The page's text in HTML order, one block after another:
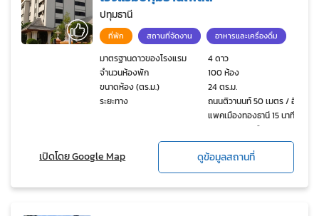
ปทุมธานี
ที่พัก สถานที่จัดงาน อาหารและเครื่องดื่ม
มาตรฐานดาวของโรงแรม
4 ดาว
จำนวนห้องพัก
100 ห้อง
ขนาดห้อง (ตร.ม.)
24 ตร.ม.
ระยะทาง
ถนนติวานนท์ 50 เมตร / อิม
แพคเมืองทองธานี 15 นาที /
สนามบินดอนเมือง 25 นาที /
โลตัสบางกะดี 300 เมตร /
ศูนย์การค้าเดอะไนท์ 200
เมตร / ฟิวร์เจอร์พาร์ครังสิต
20 นาที / ตลาดฐานเพชร
เปิดโดย Google Map ดูข้อมูลสถานที่